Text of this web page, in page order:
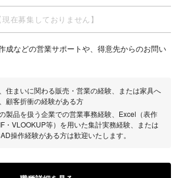
現在募集しておりません】
成などの営業サポートや、得意先からのお問い
住まいに関わる販売・営業の経験、または家具へ
顧客折衝の経験がある方
製品を扱う企業での営業事務経験、Excel（表作
・VLOOKUP等）を用いた集計実務経験、または
操作経験がある方は歓迎いたします。